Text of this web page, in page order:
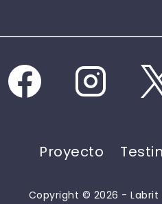
Proyecto
Copyright © 2026 - Labrit